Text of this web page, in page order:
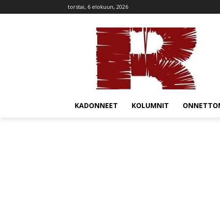
torstai, 6 elokuun, 2026
KADONNEET KOLUMNIT